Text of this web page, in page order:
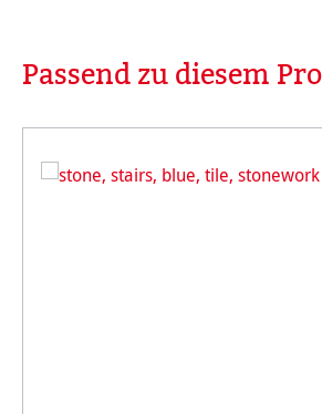
Produktgalerie überspringen
Passend zu diesem